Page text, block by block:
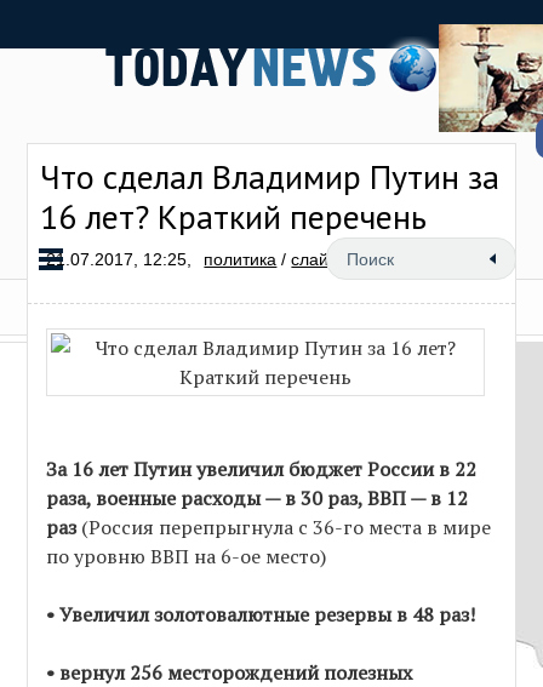
Что сделал Владимир Путин за
16 лет? Краткий перечень
21.07.2017, 12:25, политика /слайд 4
За 16 лет Путин увеличил бюджет России в 22
раза, военные расходы — в 30 раз, ВВП — в 12
раз(Россия перепрыгнула с 36-го места в мире
по уровню ВВП на 6-ое место)
• Увеличил золотовалютные резервы в 48 раз!
• вернул 256 месторождений полезных